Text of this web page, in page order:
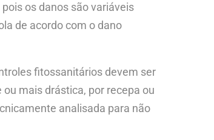
os danos são variáveis
de acordo com o dano
fitossanitários devem ser
mais drástica, por recepa ou
analisada para não